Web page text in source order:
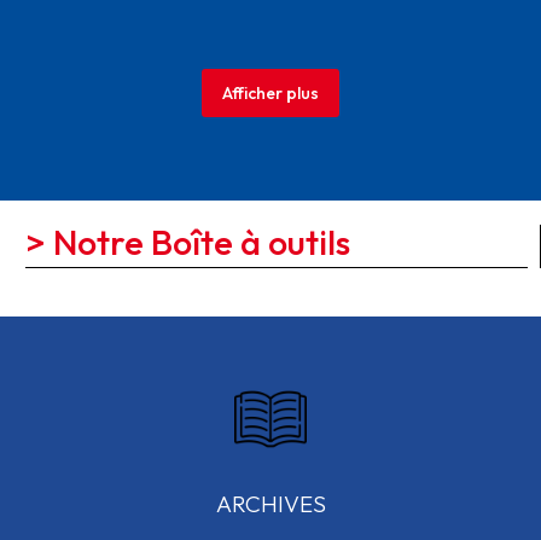
Afficher plus
> Notre Boîte à outils
ARCHIVES